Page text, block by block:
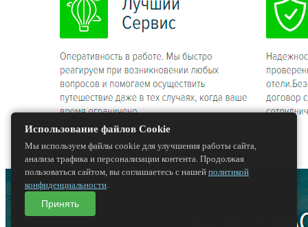
Использование файлов Cookie
Мы используем файлы cookie для улучшения работы сайта,
анализа трафика и персонализации контента. Продолжая
пользоваться сайтом, вы соглашаетесь с нашей политикой
конфиденциальности.
Принять